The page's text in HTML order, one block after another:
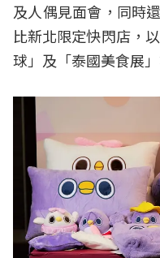
及人偶見面會，同時
比新北限定快閃店，
球」及「泰國美食展